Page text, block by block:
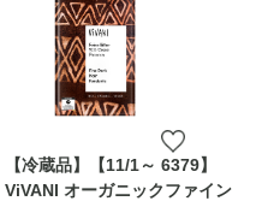
【冷蔵品】【11/1～ 6379】
ViVANI オーガニックファイン